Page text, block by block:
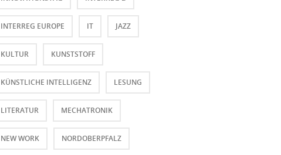
INTERREG EUROPE IT JAZZ
KULTUR KUNSTSTOFF
KÜNSTLICHE INTELLIGENZ LESUNG
LITERATUR MECHATRONIK
NEW WORK NORDOBERPFALZ